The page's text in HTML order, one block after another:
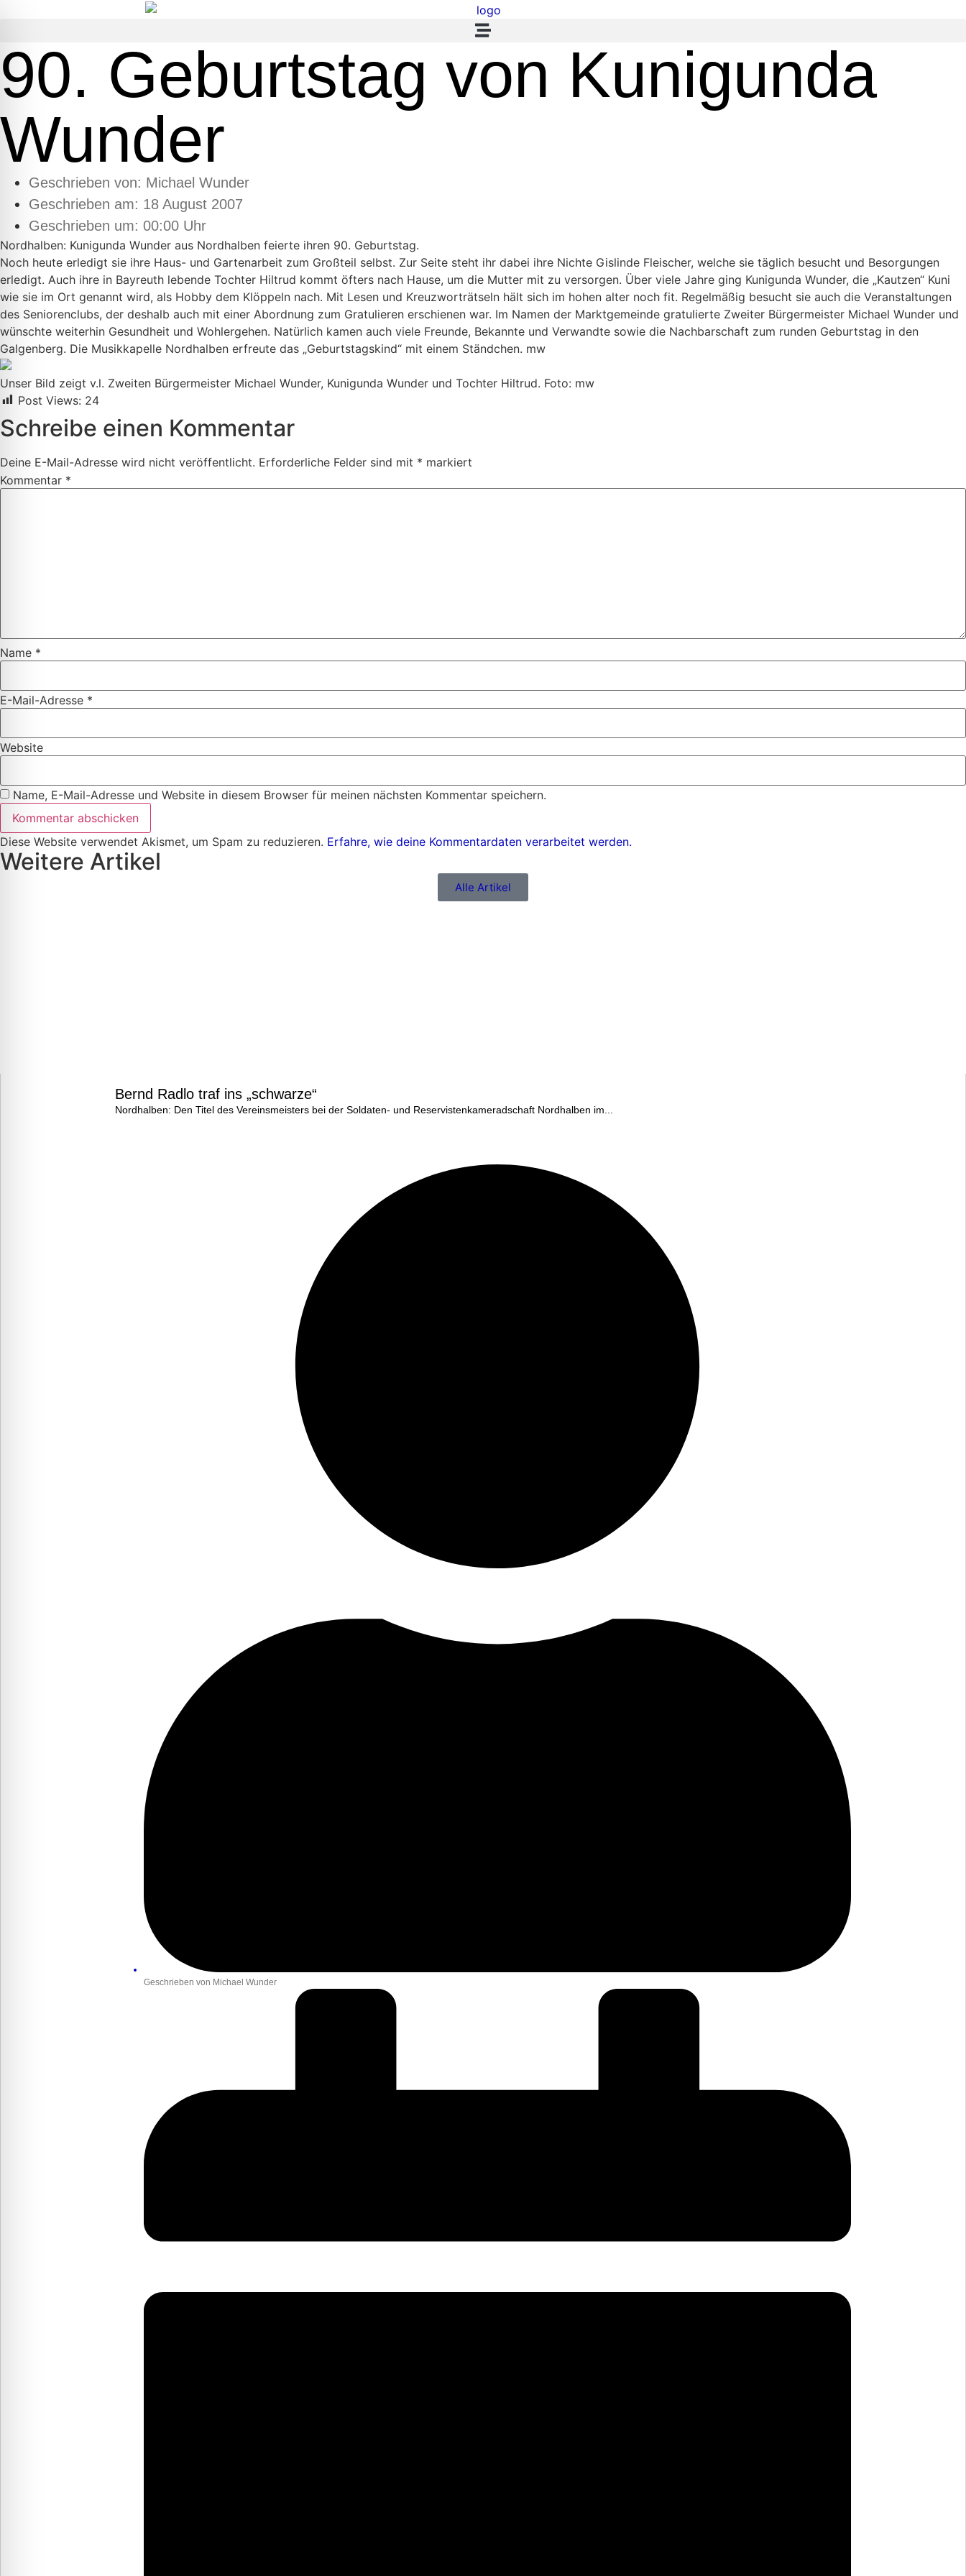
90. Geburtstag von Kunigunda
Wunder
Geschrieben von: Michael Wunder
Geschrieben am: 18 August 2007
Geschrieben um: 00:00 Uhr
Nordhalben: Kunigunda Wunder aus Nordhalben feierte ihren 90. Geburtstag.
Noch heute erledigt sie ihre Haus- und Gartenarbeit zum Großteil selbst. Zur Seite steht ihr dabei ihre Nichte Gislinde Fleischer, welche sie täglich besucht und Besorgungen
erledigt. Auch ihre in Bayreuth lebende Tochter Hiltrud kommt öfters nach Hause, um die Mutter mit zu versorgen. Über viele Jahre ging Kunigunda Wunder, die „Kautzen“ Kuni
wie sie im Ort genannt wird, als Hobby dem Klöppeln nach. Mit Lesen und Kreuzworträtseln hält sich im hohen alter noch fit. Regelmäßig besucht sie auch die Veranstaltungen
des Seniorenclubs, der deshalb auch mit einer Abordnung zum Gratulieren erschienen war. Im Namen der Marktgemeinde gratulierte Zweiter Bürgermeister Michael Wunder und
wünschte weiterhin Gesundheit und Wohlergehen. Natürlich kamen auch viele Freunde, Bekannte und Verwandte sowie die Nachbarschaft zum runden Geburtstag in den
Galgenberg. Die Musikkapelle Nordhalben erfreute das „Geburtstagskind“ mit einem Ständchen. mw
Unser Bild zeigt v.l. Zweiten Bürgermeister Michael Wunder, Kunigunda Wunder und Tochter Hiltrud. Foto: mw
Post Views: 24
Schreibe einen Kommentar
Deine E-Mail-Adresse wird nicht veröffentlicht. Erforderliche Felder sind mit * markiert
Kommentar *
Name *
E-Mail-Adresse *
Website
Name, E-Mail-Adresse und Website in diesem Browser für meinen nächsten Kommentar speichern.
Diese Website verwendet Akismet, um Spam zu reduzieren. Erfahre, wie deine Kommentardaten verarbeitet werden.
Weitere Artikel
Alle Artikel
Bernd Radlo traf ins „schwarze“
Nordhalben: Den Titel des Vereinsmeisters bei der Soldaten- und Reservistenkameradschaft Nordhalben im...
Geschrieben von Michael Wunder